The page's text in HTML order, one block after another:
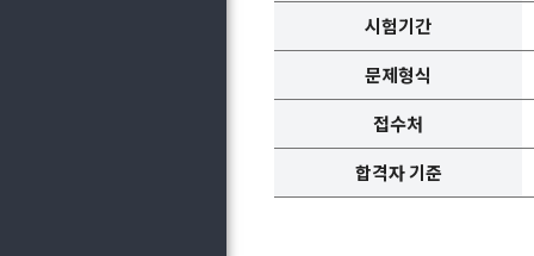
시험기간
문제형식
접수처
합격자 기준